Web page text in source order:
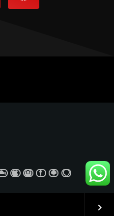
keyboard_arrow_right